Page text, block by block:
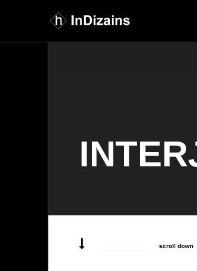
scroll down